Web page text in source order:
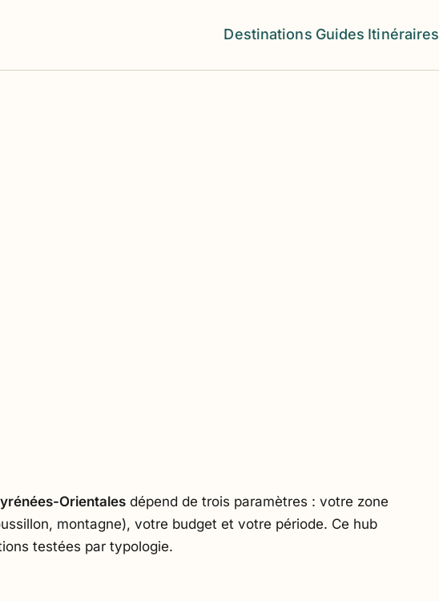
Destinations Guides Itinéraires
Orientales dépend de trois paramètres : votre zone
montagne), votre budget et votre période. Ce hub
testées par typologie.